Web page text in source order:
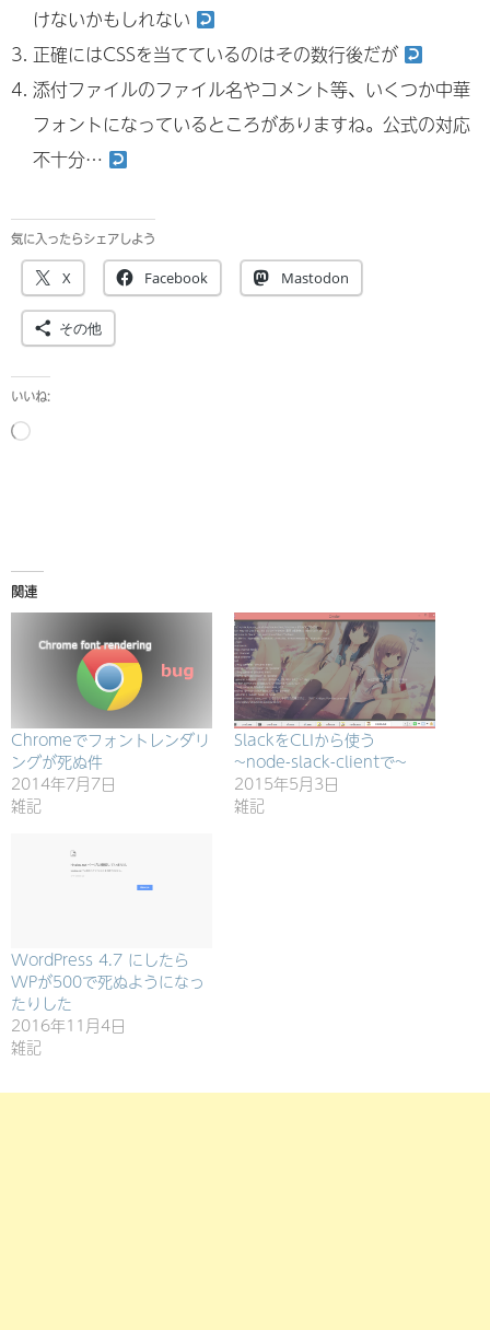
けないかもしれない
正確にはCSSを当てているのはその数行後だが
添付ファイルのファイル名やコメント等、いくつか中華
フォントになっているところがありますね。公式の対応
不十分…
気に入ったらシェアしよう
X Facebook Mastodon
その他
いいね:
読
関連
Chromeでフォントレンダリ
ングが死ぬ件
2014年7月7日
雑記
SlackをCLIから使う
~node-slack-clientで~
2015年5月3日
雑記
WordPress 4.7 にしたら
WPが500で死ぬようになっ
たりした
2016年11月4日
雑記